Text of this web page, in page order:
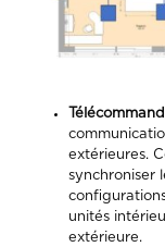
extérieures.
synchroniser
unités
extérieure.